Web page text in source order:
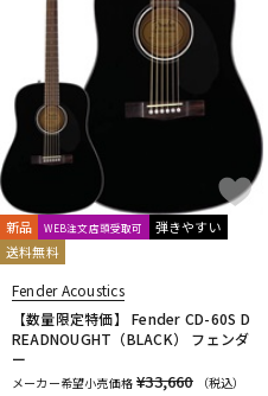
新品 WEB注文店頭受取可
弾きやすい
送料無料
Fender Acoustics
【数量限定特価】 Fender CD-60S D
READNOUGHT（BLACK） フェンダ
ー
メーカー希望小売価格 ¥33,660
（税込）